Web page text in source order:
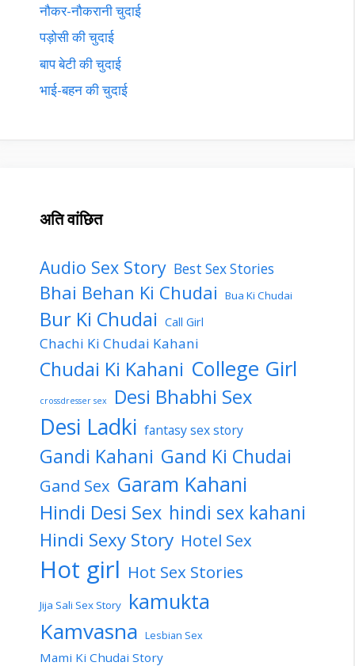
नौकर-नौकरानी चुदाई
पड़ोसी की चुदाई
बाप बेटी की चुदाई
भाई-बहन की चुदाई
अति वांछित
Audio Sex Story Best Sex Stories
Bhai Behan Ki Chudai Bua Ki Chudai
Bur Ki Chudai Call Girl
Chachi Ki Chudai Kahani
Chudai Ki Kahani College Girl
crossdresser sex Desi Bhabhi Sex
Desi Ladki fantasy sex story
Gandi Kahani Gand Ki Chudai
Gand Sex Garam Kahani
Hindi Desi Sex hindi sex kahani
Hindi Sexy Story Hotel Sex
Hot girl Hot Sex Stories
Jija Sali Sex Story kamukta
Kamvasna Lesbian Sex
Mami Ki Chudai Story